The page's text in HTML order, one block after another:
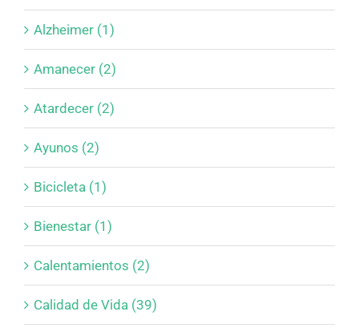
Alzheimer (1)
Amanecer (2)
Atardecer (2)
Ayunos (2)
Bicicleta (1)
Bienestar (1)
Calentamientos (2)
Calidad de Vida (39)